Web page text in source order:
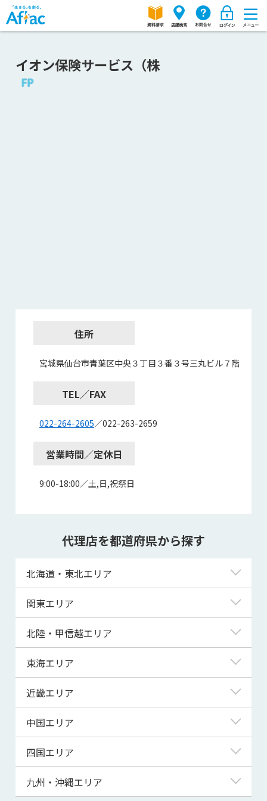
イオン保険サービス（株
住所
宮城県仙台市青葉区中央３丁目３番３号三丸ビル７階
TEL／FAX
022-264-2605／022-263-2659
営業時間／定休日
9:00-18:00／土,日,祝祭日
代理店を都道府県から探す
北海道・東北エリア
北海道
青森県
宮城県
秋田県
山形県
関東エリア
東京都
神奈川県
埼玉県
千葉県
茨城県
群馬県
北陸・甲信越エリア
新潟県
富山県
福井県
山梨県
長野県
東海エリア
岐阜県
静岡県
三重県
近畿エリア
滋賀県
京都府
大阪府
中国エリア
鳥取県
島根県
四国エリア
徳島県
九州・沖縄エリア